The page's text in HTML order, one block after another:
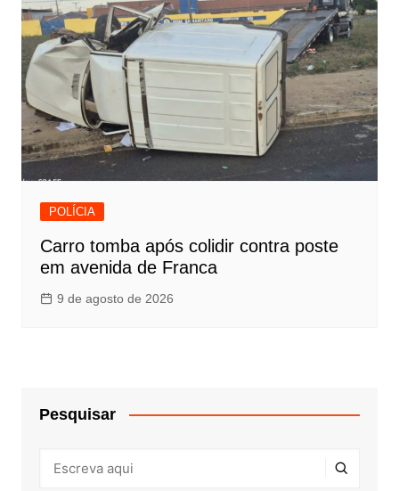
POLÍCIA
Carro tomba após colidir contra poste
em avenida de Franca
9 de agosto de 2026
Pesquisar